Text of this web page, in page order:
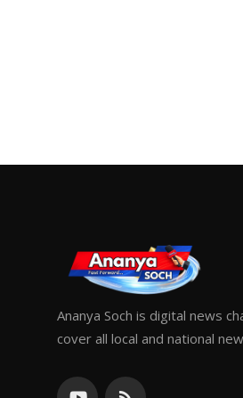
Ananya Soch is digital news
cover all local and national